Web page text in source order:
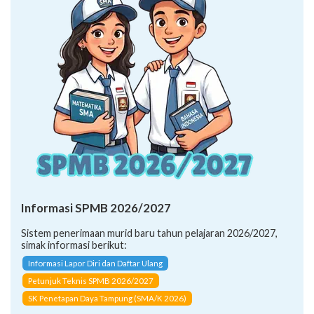
Informasi SPMB 2026/2027
Sistem penerimaan murid baru tahun pelajaran 2026/2027,
simak informasi berikut:
Informasi Lapor Diri dan Daftar Ulang
Petunjuk Teknis SPMB 2026/2027
SK Penetapan Daya Tampung (SMA/K 2026)